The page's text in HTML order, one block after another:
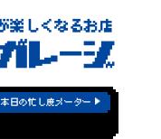
本日の忙し度メーター